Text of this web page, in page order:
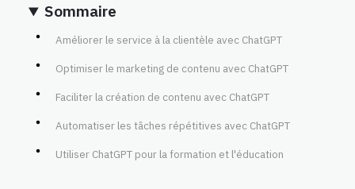
Sommaire
Améliorer le service à la clientèle avec ChatGPT
Optimiser le marketing de contenu avec ChatGPT
Faciliter la création de contenu avec ChatGPT
Automatiser les tâches répétitives avec ChatGPT
Utiliser ChatGPT pour la formation et l'éducation